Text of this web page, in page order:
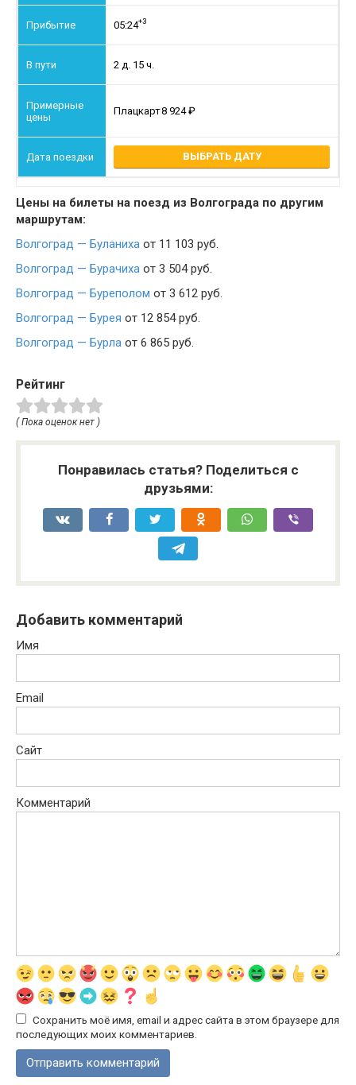
05:24+3
2 д. 15 ч.
Плацкарт8 924
ВЫБРАТЬ ДАТУ
Цены на билеты на поезд из Волгограда по другим
маршрутам:
Волгоград — Буланиха от 11 103 руб.
Волгоград — Бурачиха от 3 504 руб.
Волгоград — Буреполом от 3 612 руб.
Волгоград — Бурея от 12 854 руб.
Волгоград — Бурла от 6 865 руб.
Рейтинг
( Пока оценок нет )
Понравилась статья? Поделиться с
друзьями:
Добавить комментарий
Имя
Email
Сайт
Комментарий
Сохранить моё имя, email и адрес сайта в этом браузере для
последующих моих комментариев.